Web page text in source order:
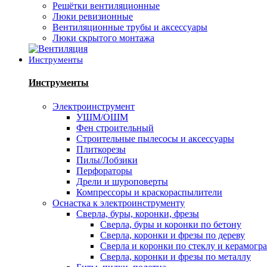
Решётки вентиляционные
Люки ревизионные
Вентиляционные трубы и аксессуары
Люки скрытого монтажа
Инструменты
Инструменты
Электроинструмент
УШМ/ОШМ
Фен строительный
Строительные пылесосы и аксессуары
Плиткорезы
Пилы/Лобзики
Перфораторы
Дрели и шуроповерты
Компрессоры и краскораспылители
Оснастка к электроинструменту
Сверла, буры, коронки, фрезы
Сверла, буры и коронки по бетону
Сверла, коронки и фрезы по дереву
Сверла и коронки по стеклу и
Сверла, коронки и фрезы по металлу